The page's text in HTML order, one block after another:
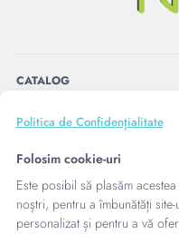
CATALOG
CONTACTE
Politica de Confidențialitate
Folosim cookie-uri
Este posibil să plasăm
noștri, pentru a îmbunătăți
personalizat și pentru a vă